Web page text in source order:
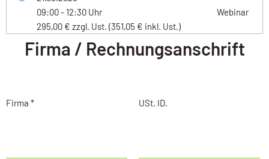
09:00 - 12:30 Uhr
Webinar
295,00 € zzgl. Ust. (351,05 € inkl. Ust.)
Firma / Rechnungs­anschrift
Firma * USt. ID.